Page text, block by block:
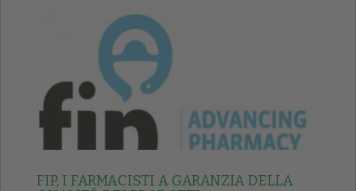
FIP, I FARMACISTI A GARANZIA DELLA